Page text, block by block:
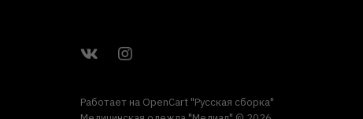
Работает на OpenCart "Русская сборка"